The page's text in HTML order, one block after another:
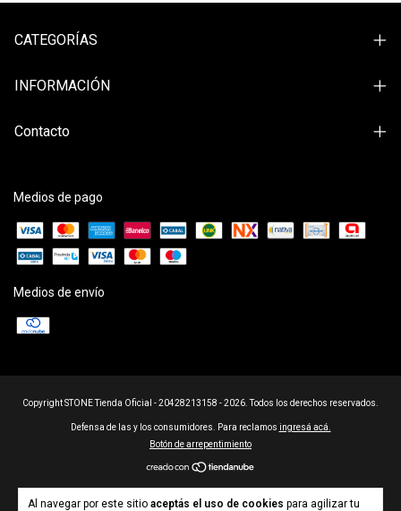
Al navegar por este sitio aceptás el uso de cookies para agilizar tu
CATEGORÍAS
INFORMACIÓN
Contacto
Medios de pago
Medios de envío
Copyright STONE Tienda Oficial - 20428213158 - 2026. Todos los derechos reservados.
Defensa de las y los consumidores. Para reclamos ingresá acá.
Botón de arrepentimiento